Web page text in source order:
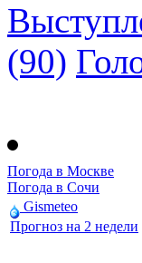
(90)
Погода в Москве
Погода в Сочи
Gismeteo
Прогноз на 2 недели